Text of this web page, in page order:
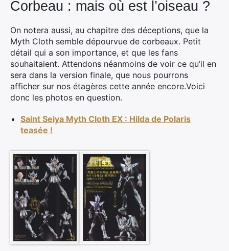
Corbeau : mais où est l’oiseau ?
On notera aussi, au chapitre des déceptions, que la
Myth Cloth semble dépourvue de corbeaux. Petit
détail qui a son importance, et que les fans
souhaitaient. Attendons néanmoins de voir ce qu’il en
sera dans la version finale, que nous pourrons
afficher sur nos étagères cette année encore.Voici
donc les photos en question.
Saint Seiya Myth Cloth EX : Hilda de Polaris
teasée !